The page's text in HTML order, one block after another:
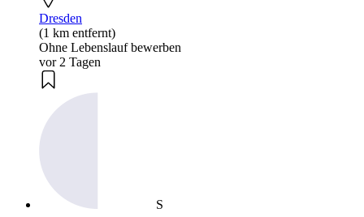
Dresden
(1 km entfernt)
Ohne Lebenslauf bewerben
vor 2 Tagen
S